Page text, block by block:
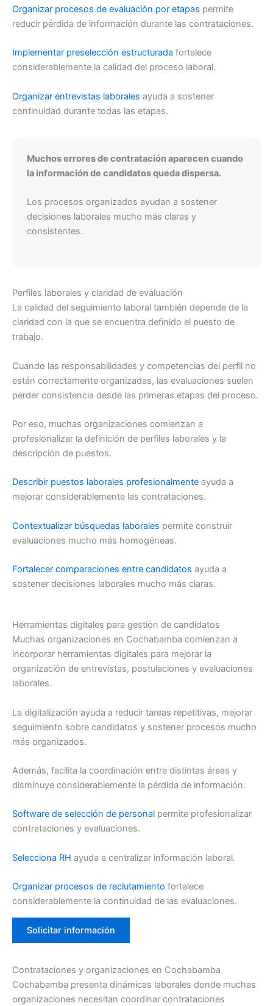
Organizar procesos de evaluación por etapas permite
reducir pérdida de información durante las contrataciones.
Implementar preselección estructurada fortalece
considerablemente la calidad del proceso laboral.
Organizar entrevistas laborales ayuda a sostener
continuidad durante todas las etapas.
Muchos errores de contratación aparecen cuando
la información de candidatos queda dispersa.
Los procesos organizados ayudan a sostener
decisiones laborales mucho más claras y
consistentes.
Perfiles laborales y claridad de evaluación
La calidad del seguimiento laboral también depende de la
claridad con la que se encuentra definido el puesto de
trabajo.
Cuando las responsabilidades y competencias del perfil no
están correctamente organizadas, las evaluaciones suelen
perder consistencia desde las primeras etapas del proceso.
Por eso, muchas organizaciones comienzan a
profesionalizar la definición de perfiles laborales y la
descripción de puestos.
Describir puestos laborales profesionalmente ayuda a
mejorar considerablemente las contrataciones.
Contextualizar búsquedas laborales permite construir
evaluaciones mucho más homogéneas.
Fortalecer comparaciones entre candidatos ayuda a
sostener decisiones laborales mucho más claras.
Herramientas digitales para gestión de candidatos
Muchas organizaciones en Cochabamba comienzan a
incorporar herramientas digitales para mejorar la
organización de entrevistas, postulaciones y evaluaciones
laborales.
La digitalización ayuda a reducir tareas repetitivas, mejorar
seguimiento sobre candidatos y sostener procesos mucho
más organizados.
Además, facilita la coordinación entre distintas áreas y
disminuye considerablemente la pérdida de información.
Software de selección de personal permite profesionalizar
contrataciones y evaluaciones.
Selecciona RH ayuda a centralizar información laboral.
Organizar procesos de reclutamiento fortalece
considerablemente la continuidad de las evaluaciones.
Solicitar información
Contrataciones y organizaciones en Cochabamba
Cochabamba presenta dinámicas laborales donde muchas
organizaciones necesitan coordinar contrataciones